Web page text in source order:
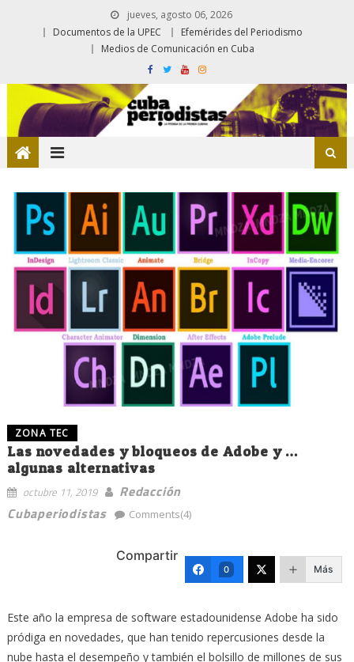
jueves, agosto 06, 2026
Documentos de la UPEC
Efemérides del Periodismo
Medios de Comunicación en Cuba
ZONA TEC
Las novedades y bloqueos de Adobe y …
algunas alternativas
octubre 11, 2019
Redacción
Cubaperiodistas
Comments(4)
Compartir
0 Más
Este año la empresa de software estadounidense Adobe ha sido
pródiga en novedades, que han tenido repercusiones desde la
nube hasta el desempeño y también el bolsillo de millones de sus